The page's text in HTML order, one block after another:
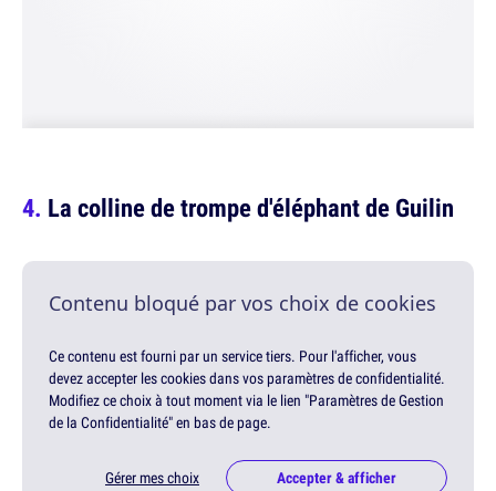
La colline de trompe d'éléphant de Guilin
Contenu bloqué par vos choix de cookies
Ce contenu est fourni par un service tiers. Pour l'afficher, vous
devez accepter les cookies dans vos paramètres de confidentialité.
Modifiez ce choix à tout moment via le lien "Paramètres de Gestion
de la Confidentialité" en bas de page.
Gérer mes choix Accepter & afficher